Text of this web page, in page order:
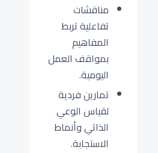
مناقشات
تفاعلية تربط
المفاهيم
بمواقف العمل
اليومية.
تمارين فردية
لقياس الوعي
الذاتي وأنماط
الاستجابة.